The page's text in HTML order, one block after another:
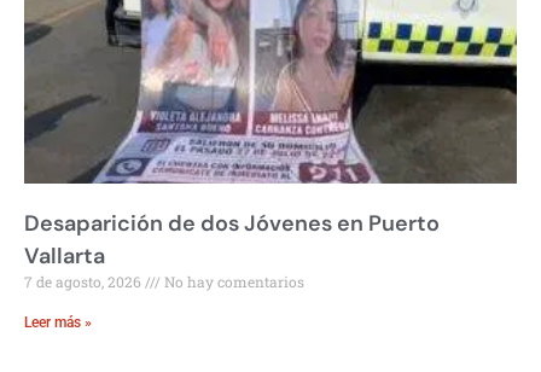
Desaparición de dos Jóvenes en Puerto
Vallarta
7 de agosto, 2026 No hay comentarios
Leer más »